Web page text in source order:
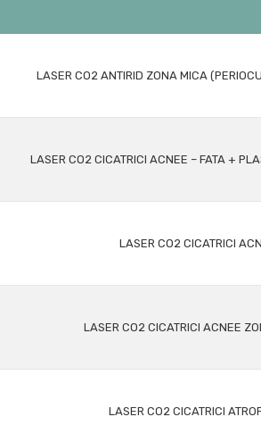
LASER CO2 ANTIRID ZONA MICA
LASER CO2 CICATRICI ACNEE – FATA +
LASER CO2 CICATRICI
LASER CO2 CICATRICI ACNEE
LASER CO2 CICATRICI